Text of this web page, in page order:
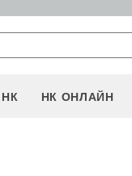
НК ОНЛАЙН